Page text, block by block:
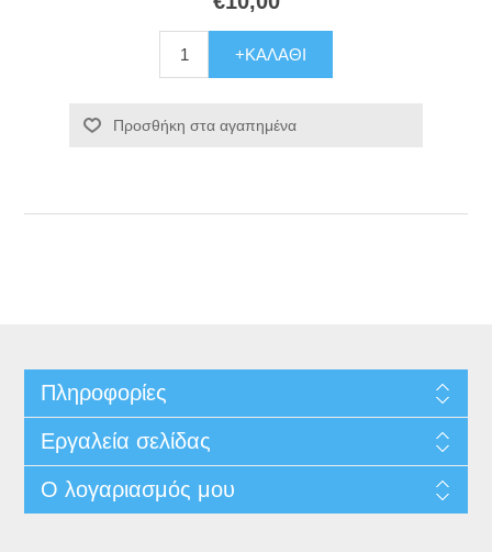
+ΚΑΛΆΘΙ
Προσθήκη στα αγαπημένα
Πληροφορίες
Εργαλεία σελίδας
Ο λογαριασμός μου